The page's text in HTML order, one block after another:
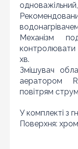
Механізм
хв.
Змішувач
аератором
повітрям
У комплекті з
Поверхня: хром
Знайшли
Шановні клієнти
по інтернету
дешевше ніж у
раді
що товар даної
наявності і ціна
магазині